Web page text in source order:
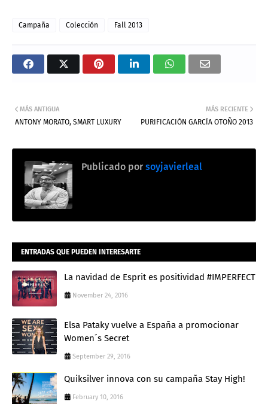
Campaña Colección Fall 2013
MÁS RECIENTE
PURIFICACIÓN GARCÍA OTOÑO 2013
MÁS ANTIGUA
ANTONY MORATO, SMART LUXURY
Publicado por soyjavierleal
ENTRADAS QUE PUEDEN INTERESARTE
La navidad de Esprit es positividad #IMPERFECT
November 24, 2016
Elsa Pataky vuelve a España a promocionar
Women´s Secret
September 29, 2016
Quiksilver innova con su campaña Stay High!
February 10, 2016